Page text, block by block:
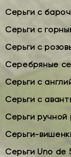
Серьги с
Серьги с
Серьги с
Серебряные
Серьги с
Серьги с
Серьги ручной
Серьги-
Серьги Uno de